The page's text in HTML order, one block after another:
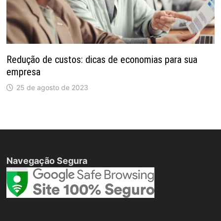
Redução de custos: dicas de economias para sua
empresa
25 de agosto de 2023
Navegação Segura